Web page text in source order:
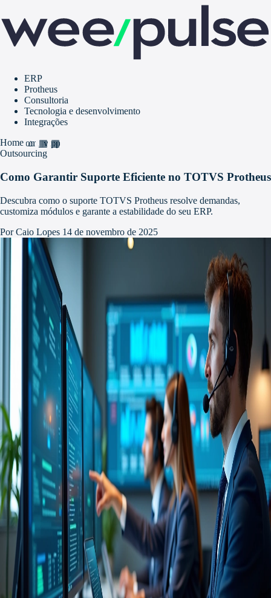
ERP
Protheus
Consultoria
Tecnologia e desenvolvimento
Integrações
Homehome
grid_view
apps
Outsourcing
Como Garantir Suporte Eficiente no TOTVS Protheus
Descubra como o suporte TOTVS Protheus resolve demandas,
customiza módulos e garante a estabilidade do seu ERP.
Por Caio Lopes 14 de novembro de 2025